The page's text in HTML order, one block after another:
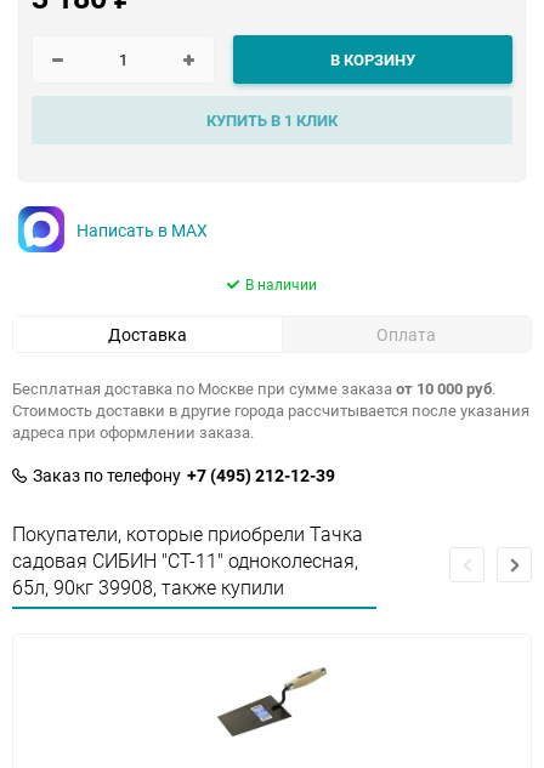
В КОРЗИНУ
КУПИТЬ В 1 КЛИК
Написать в MAX
В наличии
Доставка Оплата
Бесплатная доставка по Москве при сумме заказаот 10 000 руб.
Стоимость доставки в другие города рассчитывается после указания
адреса при оформлении заказа.
Заказ по телефону +7 (495) 212-12-39
Покупатели, которые приобрели Тачка
садовая СИБИН "СТ-11" одноколесная,
65л, 90кг 39908, также купили